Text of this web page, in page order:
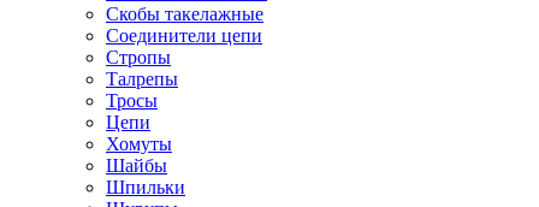
Скобы такелажные
Соединители цепи
Стропы
Талрепы
Тросы
Цепи
Хомуты
Шайбы
Шпильки